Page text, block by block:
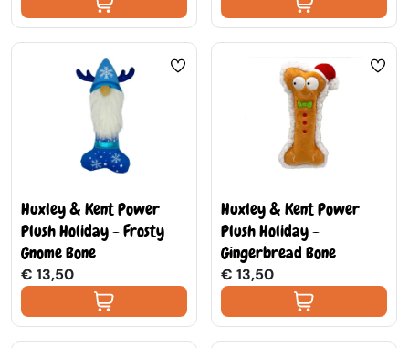
Huxley & Kent Power
Plush Holiday - Frosty
Gnome Bone
€ 13,50
Huxley & Kent Power
Plush Holiday -
Gingerbread Bone
€ 13,50